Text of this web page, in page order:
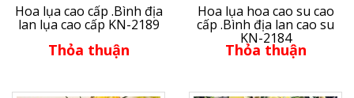
Hoa lụa cao cấp .Bình địa
lan lụa cao cấp KN-2189
Thỏa thuận
Hoa lụa hoa cao su cao
cấp .Bình địa lan cao su
KN-2184
Thỏa thuận